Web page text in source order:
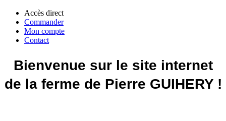
Accès direct
Commander
Mon compte
Contact
Bienvenue sur le site internet
de la ferme de Pierre GUIHERY !